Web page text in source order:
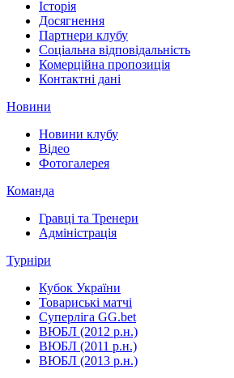
Історія
Досягнення
Партнери клубу
Соціальна відповідальність
Комерційна пропозиція
Контактні дані
Новини
Новини клубу
Відео
Фотогалерея
Команда
Гравці та Тренери
Адміністрація
Турніри
Кубок України
Товариські матчі
Суперліга GG.bet
ВЮБЛ (2012 р.н.)
ВЮБЛ (2011 р.н.)
ВЮБЛ (2013 р.н.)